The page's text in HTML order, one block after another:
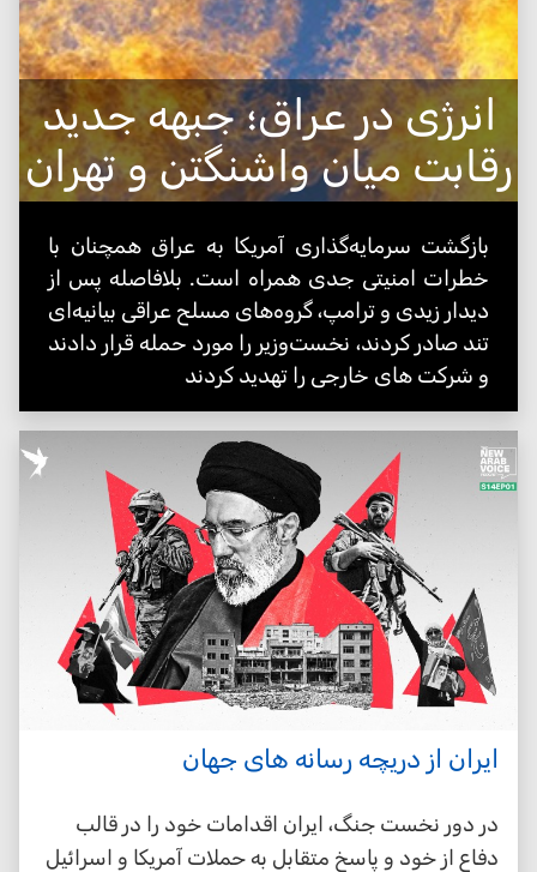
انرژی در عراق؛ جبهه جدید
رقابت میان واشنگتن و تهران
بازگشت سرمایه‌گذاری آمریکا به عراق همچنان با
خطرات امنیتی جدی همراه است. بلافاصله پس از
دیدار زیدی و ترامپ، گروه‌های مسلح عراقی بیانیه‌ای
تند صادر کردند، نخست‌وزیر را مورد حمله قرار دادند
و شرکت های خارجی را تهدید کردند
ایران از دریچه رسانه های جهان
در دور نخست جنگ، ایران اقدامات خود را در قالب
دفاع از خود و پاسخ متقابل به حملات آمریکا و اسرائیل